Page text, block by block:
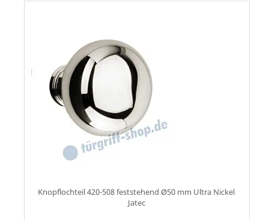
Knopflochteil 420-508 feststehend Ø50 mm Ultra Nickel
Jatec